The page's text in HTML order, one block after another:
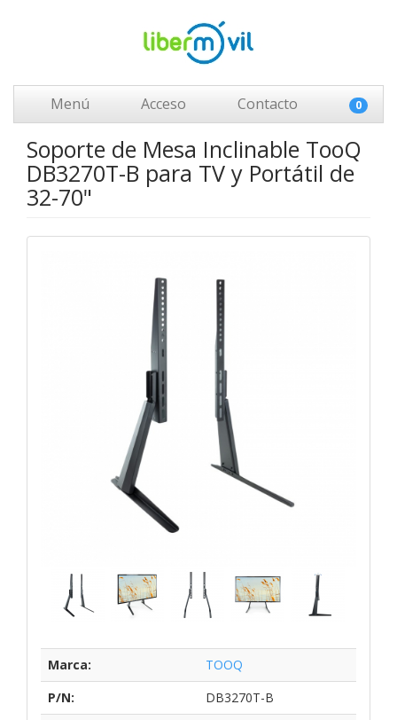
Menú Acceso Contacto 0
Soporte de Mesa Inclinable TooQ
DB3270T-B para TV y Portátil de
32-70"
Marca:
TOOQ
P/N:
DB3270T-B